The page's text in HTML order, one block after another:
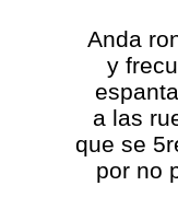
Anda
y
a las
que se
por no